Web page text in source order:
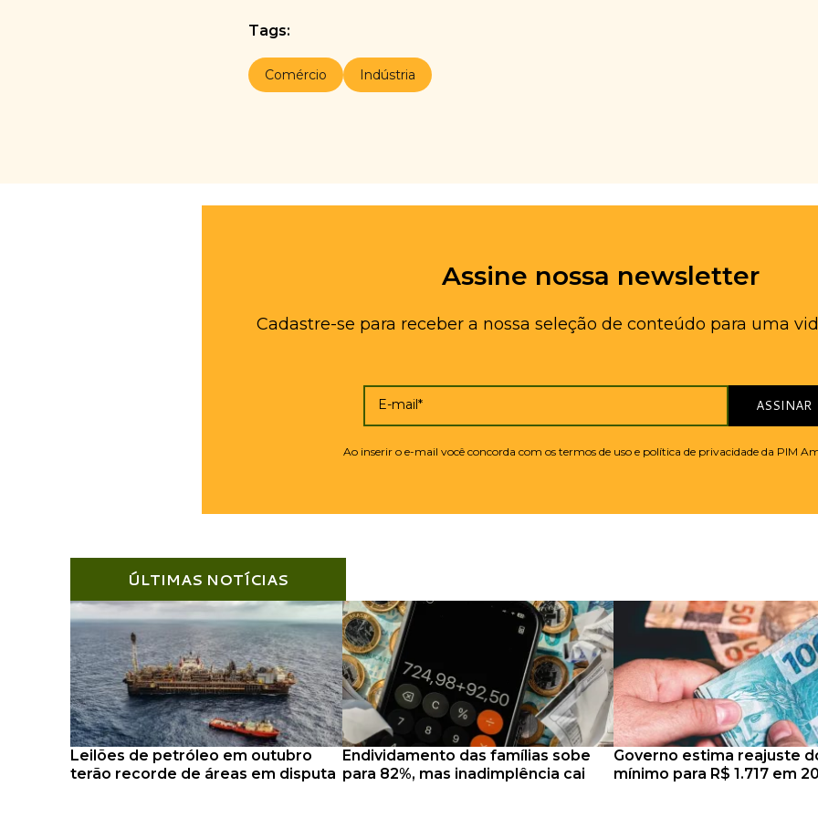
Tags:
Comércio Indústria
Assine nossa newsletter
Cadastre-se para receber a nossa seleção de conteúdo para uma
E-mail* ASSINAR
Ao inserir o e-mail você concorda com os termos de uso e política de privacidade da PIM
ÚLTIMAS NOTÍCIAS
Leilões de petróleo em outubro
terão recorde de áreas em disputa
Endividamento das famílias sobe
para 82%, mas inadimplência cai
Governo estima reajuste
mínimo para R$ 1.717 em